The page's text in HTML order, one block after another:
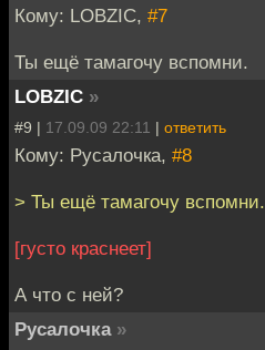
Кому: LOBZIC, #7
Ты ещё тамагочу вспомни.
LOBZIC »
#9 | 17.09.09 22:11 | ответить
Кому: Русалочка, #8
> Ты ещё тамагочу вспомни.
[густо краснеет]
А что с ней?
Русалочка »